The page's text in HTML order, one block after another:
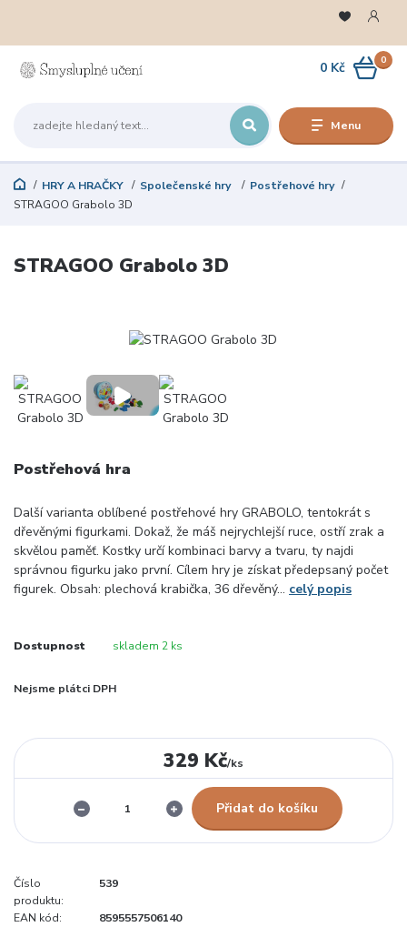
Menu
0
0 Kč
HRY A HRAČKY Společenské hry
Postřehové hry
STRAGOO Grabolo 3D
STRAGOO Grabolo 3D
Postřehová hra
Další varianta oblíbené postřehové hry GRABOLO, tentokrát s
dřevěnými figurkami. Dokaž, že máš nejrychlejší ruce, ostří zrak a
skvělou paměť. Kostky určí kombinaci barvy a tvaru, ty najdi
správnou figurku jako první. Cílem hry je získat předepsaný počet
figurek. Obsah: plechová krabička, 36 dřevěný... celý popis
Dostupnost skladem 2 ks
Nejsme plátci DPH
329 Kč/ks
Přidat do košíku
Číslo
produktu:
539
EAN kód:
8595557506140